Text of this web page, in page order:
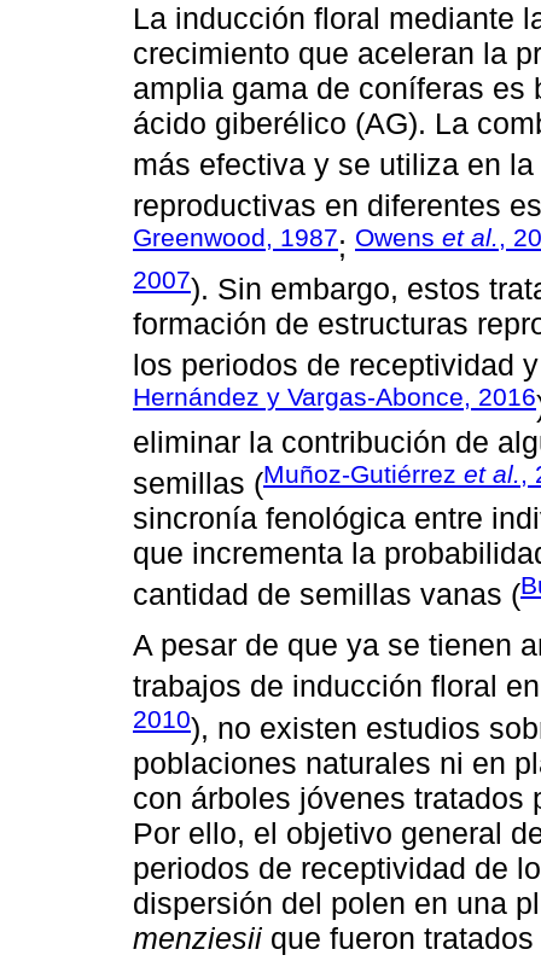
La inducción floral mediante
crecimiento que aceleran la
amplia gama de coníferas es
ácido giberélico (AG). La
más efectiva y se utiliza en
reproductivas en diferentes
Greenwood, 1987; Owens et al.,
2007). Sin embargo, estos
formación de estructuras
los periodos de receptividad
Hernández y Vargas-Abonce, 2016
eliminar la contribución de
semillas (Muñoz-Gutiérrez et al.,
sincronía fenológica entre
que incrementa la
cantidad de semillas vanas (
A pesar de que ya se tienen
trabajos de inducción floral
2010), no existen estudios
poblaciones naturales ni en
con árboles jóvenes tratados
Por ello, el objetivo general
periodos de receptividad de
dispersión del polen en una
menziesii que fueron